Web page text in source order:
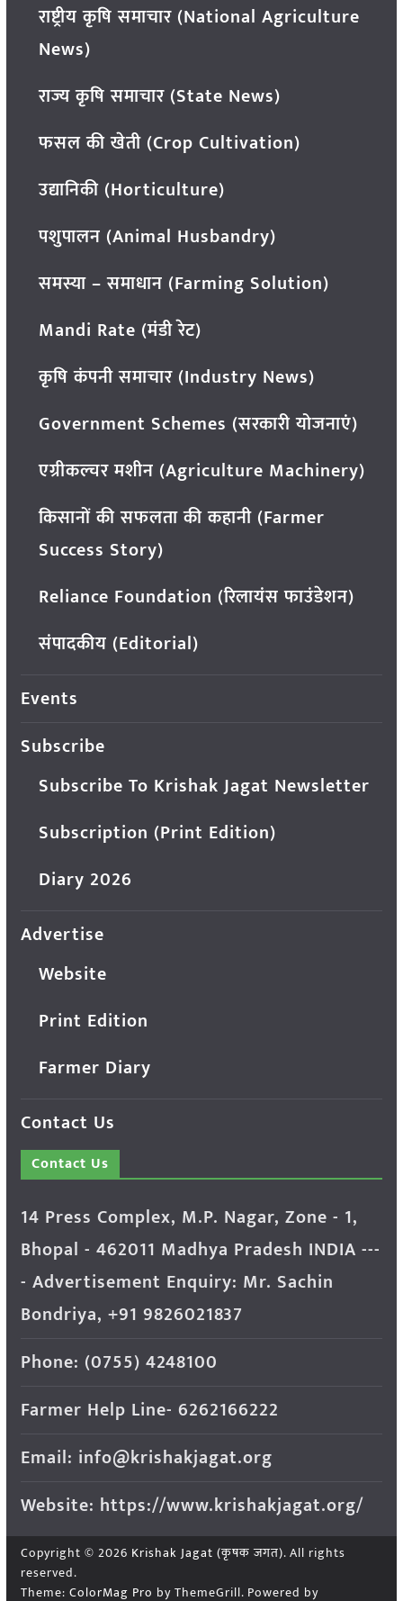
राष्ट्रीय कृषि समाचार (National Agriculture
News)
राज्य कृषि समाचार (State News)
फसल की खेती (Crop Cultivation)
उद्यानिकी (Horticulture)
पशुपालन (Animal Husbandry)
समस्या – समाधान (Farming Solution)
Mandi Rate (मंडी रेट)
कृषि कंपनी समाचार (Industry News)
Government Schemes (सरकारी योजनाएं)
एग्रीकल्चर मशीन (Agriculture Machinery)
किसानों की सफलता की कहानी (Farmer
Success Story)
Reliance Foundation (रिलायंस फाउंडेशन)
संपादकीय (Editorial)
Events
Subscribe
Subscribe To Krishak Jagat Newsletter
Subscription (Print Edition)
Diary 2026
Advertise
Website
Print Edition
Farmer Diary
Contact Us
Contact Us
14 Press Complex, M.P. Nagar, Zone - 1,
Bhopal - 462011 Madhya Pradesh INDIA ---
- Advertisement Enquiry: Mr. Sachin
Bondriya, +91 9826021837
Phone: (0755) 4248100
Farmer Help Line- 6262166222
Email: info@krishakjagat.org
Website: https://www.krishakjagat.org/
Copyright © 2026 Krishak Jagat (कृषक जगत). All rights
reserved.
Theme: ColorMag Pro by ThemeGrill. Powered by